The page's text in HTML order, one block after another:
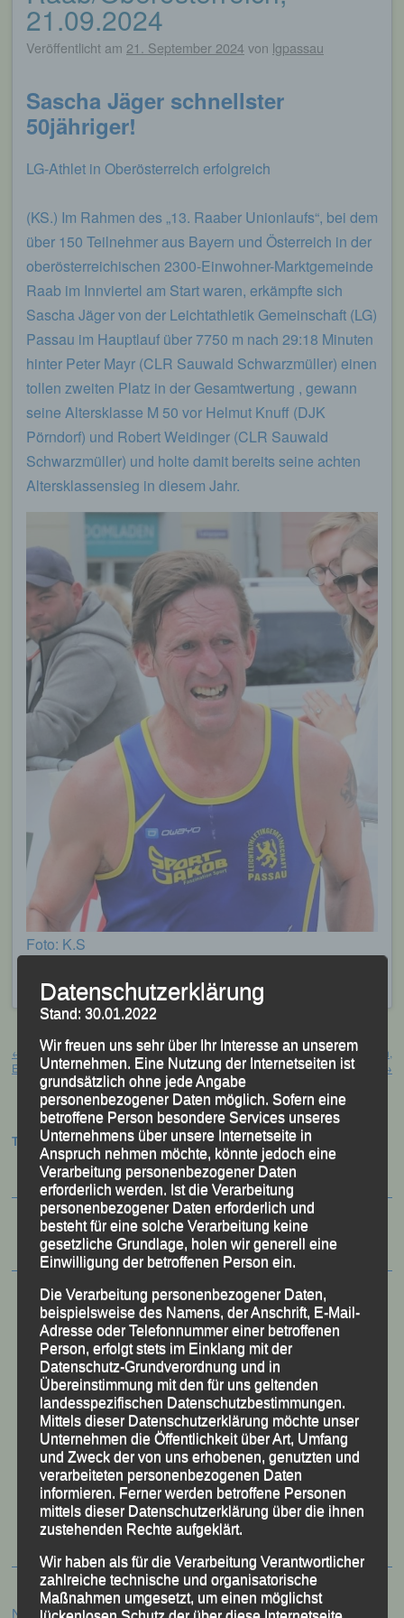
21.09.2024
Veröffentlicht am 21. September 2024 von lgpassau
Sascha Jäger schnellster
50jähriger!
LG-Athlet in Oberösterreich erfolgreich
(KS.) Im Rahmen des „13. Raaber Unionlaufs“, bei dem
über 150 Teilnehmer aus Bayern und Österreich in der
oberösterreichischen 2300-Einwohner-Marktgemeinde
Raab im Innviertel am Start waren, erkämpfte sich
Sascha Jäger von der Leichtathletik Gemeinschaft (LG)
Passau im Hauptlauf über 7750 m nach 29:18 Minuten
hinter Peter Mayr (CLR Sauwald Schwarzmüller) einen
tollen zweiten Platz in der Gesamtwertung , gewann
seine Altersklasse M 50 vor Helmut Knuff (DJK
Pörndorf) und Robert Weidinger (CLR Sauwald
Schwarzmüller) und holte damit bereits seine achten
Altersklassensieg in diesem Jahr.
Foto: K.S
Unionlauf,Sascha Jäger
Beitragsnavigation
←
7. Arberland-Ultratrail – Bayerisch
Eisenstein, 21.09.2024
ARGE-Alp 2024 – Aichach,
20./21.09.2024
→
Termine:
50 Jahre LG Passau
Festzschrift
Neueste Beiträge
Datenschutzerklärung
Stand: 30.01.2022
Wir freuen uns sehr über Ihr Interesse an unserem
Unternehmen. Eine Nutzung der Internetseiten ist
grundsätzlich ohne jede Angabe
personenbezogener Daten möglich. Sofern eine
betroffene Person besondere Services unseres
Unternehmens über unsere Internetseite in
Anspruch nehmen möchte, könnte jedoch eine
Verarbeitung personenbezogener Daten
erforderlich werden. Ist die Verarbeitung
personenbezogener Daten erforderlich und
besteht für eine solche Verarbeitung keine
gesetzliche Grundlage, holen wir generell eine
Einwilligung der betroffenen Person ein.
Die Verarbeitung personenbezogener Daten,
beispielsweise des Namens, der Anschrift, E-Mail-
Adresse oder Telefonnummer einer betroffenen
Person, erfolgt stets im Einklang mit der
Datenschutz-Grundverordnung und in
Übereinstimmung mit den für uns geltenden
landesspezifischen Datenschutzbestimmungen.
Mittels dieser Datenschutzerklärung möchte unser
Unternehmen die Öffentlichkeit über Art, Umfang
und Zweck der von uns erhobenen, genutzten und
verarbeiteten personenbezogenen Daten
informieren. Ferner werden betroffene Personen
mittels dieser Datenschutzerklärung über die ihnen
zustehenden Rechte aufgeklärt.
Wir haben als für die Verarbeitung Verantwortlicher
zahlreiche technische und organisatorische
Maßnahmen umgesetzt, um einen möglichst